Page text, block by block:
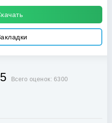
Всего оценок: 6300